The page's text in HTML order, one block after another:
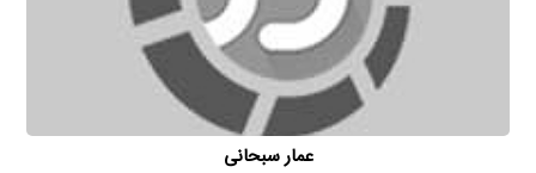
عمار سبحانی